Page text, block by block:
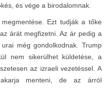
és vége a birodalomnak.
Ezt tudják a tőke
árát megfizetni. Az ár pedig a
még gondolkodnak. Trump
nem sikerülhet küldetése, a
az izraeli vezetéssel. A
akarja menteni, de az árról